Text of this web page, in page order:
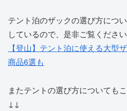
テント泊のザックの選び方につ
しているので、是非ご覧くださ
【登山】テント泊に使える大型
商品6選も
またテントの選び方についても
↓↓